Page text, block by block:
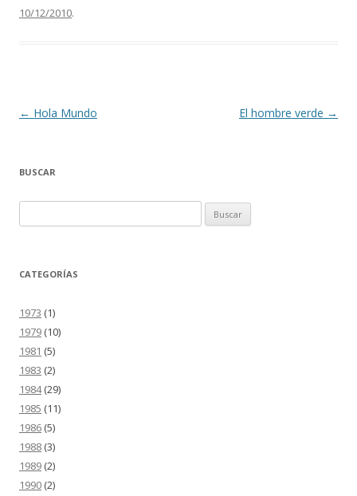
10/12/2010.
Navegación
← Hola Mundo El hombre verde →
BUSCAR
CATEGORÍAS
1973 (1)
1979 (10)
1981 (5)
1983 (2)
1984(29)
1985 (11)
1986 (5)
1988 (3)
1989 (2)
1990 (2)